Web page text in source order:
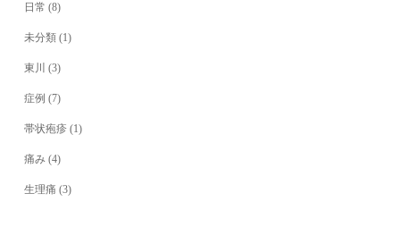
日常 (8)
未分類 (1)
東川 (3)
症例 (7)
帯状疱疹 (1)
痛み (4)
生理痛 (3)